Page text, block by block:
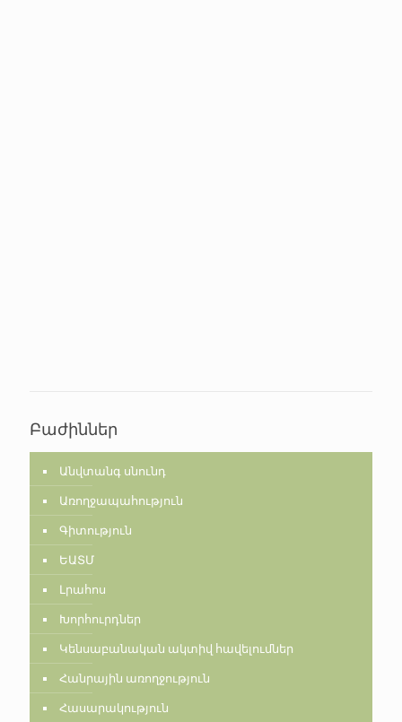
Բաժիններ
Անվտանգ սնունդ
Առողջապահություն
Գիտություն
ԵԱՏՄ
Լրահոս
Խորհուրդներ
Կենսաբանական ակտիվ հավելումներ
Հանրային առողջություն
Հասարակություն